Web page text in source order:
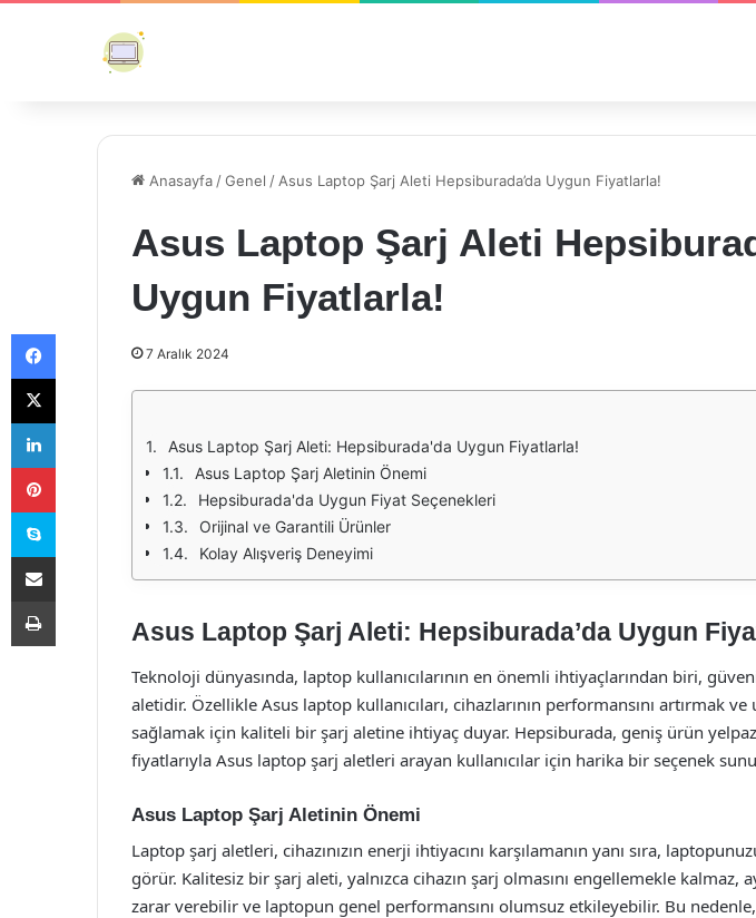
Anasayfa /Genel / Asus Laptop Şarj Aleti Hepsiburada’da Uygun Fiyatlarla!
Asus Laptop Şarj Aleti
Uygun Fiyatlarla!
7 Aralık 2024
Asus Laptop Şarj Aleti: Hepsiburada'da Uygun Fiyatlarla!
Asus Laptop Şarj Aletinin Önemi
Hepsiburada'da Uygun Fiyat Seçenekleri
Orijinal ve Garantili Ürünler
Kolay Alışveriş Deneyimi
Asus Laptop Şarj Aleti: Hepsiburada’da Uygun
Teknoloji dünyasında, laptop kullanıcılarının en önemli ihtiyaçlarından biri,
aletidir. Özellikle Asus laptop kullanıcıları, cihazlarının performansını artırmak
sağlamak için kaliteli bir şarj aletine ihtiyaç duyar. Hepsiburada, geniş ürün
fiyatlarıyla Asus laptop şarj aletleri arayan kullanıcılar için harika bir seçenek
Asus Laptop Şarj Aletinin Önemi
Laptop şarj aletleri, cihazınızın enerji ihtiyacını karşılamanın yanı sıra,
görür. Kalitesiz bir şarj aleti, yalnızca cihazın şarj olmasını engellemekle kalmaz,
zarar verebilir ve laptopun genel performansını olumsuz etkileyebilir. Bu
Facebook
X
LinkedIn
Pinterest
Skype
E-Posta ile paylaş